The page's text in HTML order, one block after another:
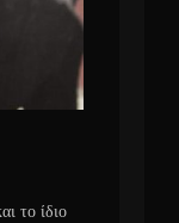
το ίδιο